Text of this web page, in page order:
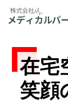
在宅
笑顔
在宅
笑顔
在宅
笑顔